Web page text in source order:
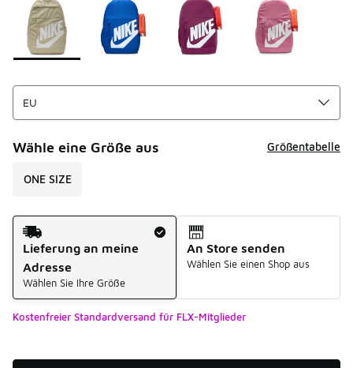
Wähle eine Größe aus Größentabelle
ONE SIZE
Versandart
Lieferung an meine
Adresse
Wählen Sie Ihre Größe
An Store senden
Wählen Sie einen Shop aus
Kostenfreier Standardversand für FLX-Mitglieder